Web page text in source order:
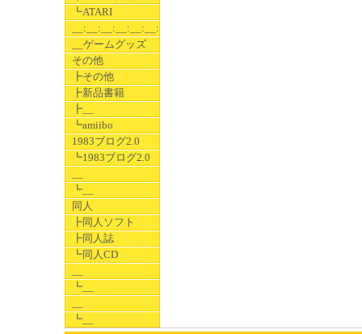
┗ATARI
__:__:__:__:__:__:__
__ゲームグッズ
その他
┣その他
┣新品書籍
┣__
┗amiibo
1983ブログ2.0
┗1983ブログ2.0
┗__
同人
┣同人ソフト
┣同人誌
┗同人CD
┗__
┗__